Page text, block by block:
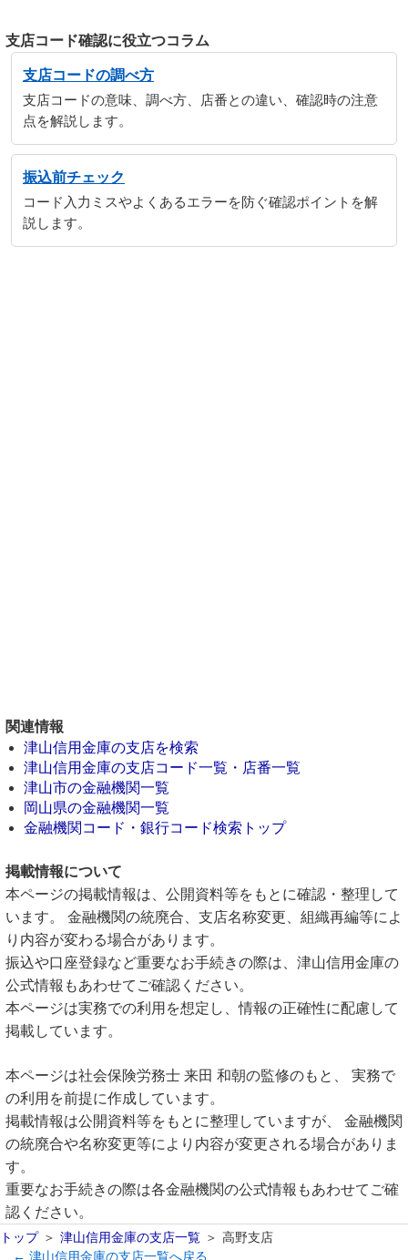
支店コード確認に役立つコラム
支店コードの調べ方
支店コードの意味、調べ方、店番との違い、確認時の注意
点を解説します。
振込前チェック
コード入力ミスやよくあるエラーを防ぐ確認ポイントを解
説します。
関連情報
津山信用金庫の支店を検索
津山信用金庫の支店コード一覧・店番一覧
津山市の金融機関一覧
岡山県の金融機関一覧
金融機関コード・銀行コード検索トップ
掲載情報について
本ページの掲載情報は、公開資料等をもとに確認・整理して
います。 金融機関の統廃合、支店名称変更、組織再編等によ
り内容が変わる場合があります。
振込や口座登録など重要なお手続きの際は、津山信用金庫の
公式情報もあわせてご確認ください。
本ページは実務での利用を想定し、情報の正確性に配慮して
掲載しています。
本ページは社会保険労務士 来田 和朝の監修のもと、 実務で
の利用を前提に作成しています。
掲載情報は公開資料等をもとに整理していますが、 金融機関
の統廃合や名称変更等により内容が変更される場合がありま
す。
重要なお手続きの際は各金融機関の公式情報もあわせてご確
認ください。
トップ 津山信用金庫の支店一覧
高野支店
← 津山信用金庫の支店一覧へ戻る